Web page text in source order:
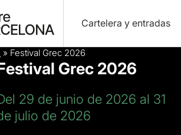
Cartelera y entradas
» Festival Grec 2026
Grec 2026
29 de junio de 2026 al 31
julio de 2026